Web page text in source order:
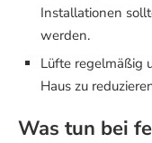
Installationen
werden.
Lüfte regelmäßig
Haus zu
Was tun bei